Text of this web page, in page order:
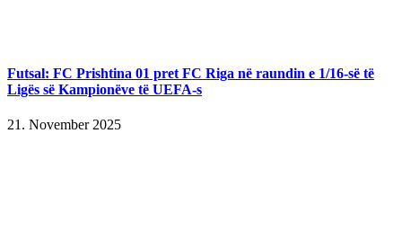
Futsal: FC Prishtina 01 pret FC Riga në raundin e 1/16-së të
Ligës së Kampionëve të UEFA-s
21. November 2025